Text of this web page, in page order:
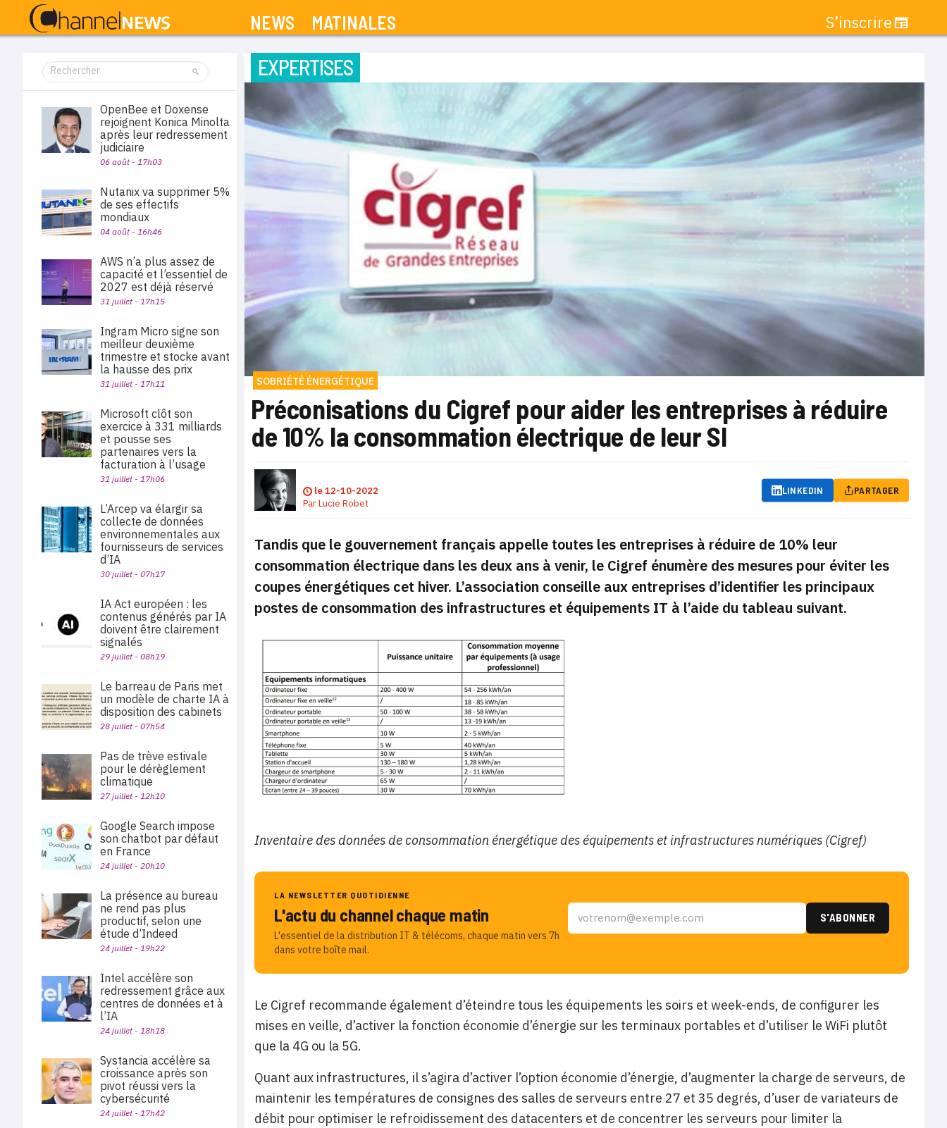
NEWS MATINALES S’inscrire
EXPERTISES
SOBRIÉTÉ ÉNERGÉTIQUE
Préconisations du Cigref pour aider les entreprises à réduire
de 10% la consommation électrique de leur SI
le12-10-2022
ParLucie Robet
LINKEDIN PARTAGER
Tandis que le gouvernement français appelle toutes les entreprises à réduire de 10% leur
consommation électrique dans les deux ans à venir, le Cigref énumère des mesures pour éviter les
coupes énergétiques cet hiver. L’association conseille aux entreprises d’identifier les principaux
postes de consommation des infrastructures et équipements IT à l’aide du tableau suivant.
Inventaire des données de consommation énergétique des équipements et infrastructures numériques (Cigref)
LA NEWSLETTER QUOTIDIENNE
L'actu du channel chaque matin
L'essentiel de la distribution IT & télécoms, chaque matin vers 7h
dans votre boîte mail.
Le Cigref recommande également d’éteindre tous les équipements les soirs et week-ends, de configurer les
mises en veille, d’activer la fonction économie d’énergie sur les terminaux portables et d’utiliser le WiFi plutôt
que la 4G ou la 5G.
Quant aux infrastructures, il s’agira d’activer l’option économie d’énergie, d’augmenter la charge de serveurs, de
maintenir les températures de consignes des salles de serveurs entre 27 et 35 degrés, d’user de variateurs de
débit pour optimiser le refroidissement des datacenters et de concentrer les serveurs pour limiter la
OpenBee et Doxense
rejoignent Konica Minolta
après leur redressement
judiciaire
06 août - 17h03
Nutanix va supprimer 5%
de ses effectifs
mondiaux
04 août - 16h46
AWS n’a plus assez de
capacité et l’essentiel de
2027 est déjà réservé
31 juillet - 17h15
Ingram Micro signe son
meilleur deuxième
trimestre et stocke avant
la hausse des prix
31 juillet - 17h11
Microsoft clôt son
exercice à 331 milliards
et pousse ses
partenaires vers la
facturation à l’usage
31 juillet - 17h06
L’Arcep va élargir sa
collecte de données
environnementales aux
fournisseurs de services
d’IA
30 juillet - 07h17
IA Act européen : les
contenus générés par IA
doivent être clairement
signalés
29 juillet - 08h19
Le barreau de Paris met
un modèle de charte IA à
disposition des cabinets
28 juillet - 07h54
Pas de trève estivale
pour le dérèglement
climatique
27 juillet - 12h10
Google Search impose
son chatbot par défaut
en France
24 juillet - 20h10
La présence au bureau
ne rend pas plus
productif, selon une
étude d’Indeed
24 juillet - 19h22
Intel accélère son
redressement grâce aux
centres de données et à
l’IA
24 juillet - 18h18
Systancia accélère sa
croissance après son
pivot réussi vers la
cybersécurité
24 juillet - 17h42